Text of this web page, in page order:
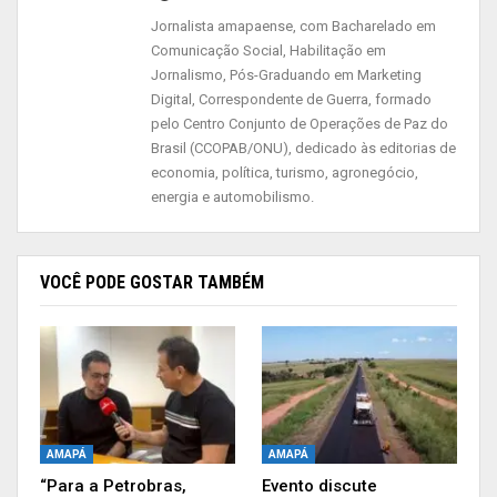
Treinamento da EJAP, Camila Vieira, orienta que
no site da Escola está disponível o cronograma
dos próximos cursos e atividades que serão
promovidos, e será atualizado periodicamente.
“Estamos com os cursos, ‘Gestão do Tempo’ e `
Improbidade Administrativa`, previstos para
iniciar no dia 01/06 e término no dia 30/06, com
Jornalista amapaense, com Bacharelado em
Comunicação Social, Habilitação em
Jornalismo, Pós-Graduando em Marketing
Digital, Correspondente de Guerra, formado
pelo Centro Conjunto de Operações de Paz do
Brasil (CCOPAB/ONU), dedicado às editorias de
economia, política, turismo, agronegócio,
energia e automobilismo.
VOCÊ PODE GOSTAR TAMBÉM
AMAPÁ
“Para a Petrobras,
AMAPÁ
Evento discute